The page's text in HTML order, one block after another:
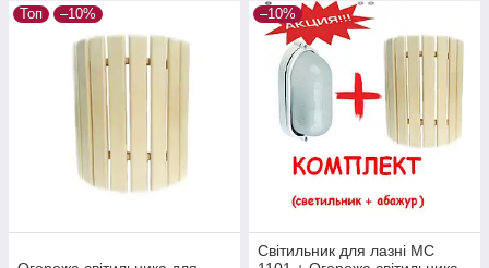
Топ –10% –10%
Світильник для лазні МС